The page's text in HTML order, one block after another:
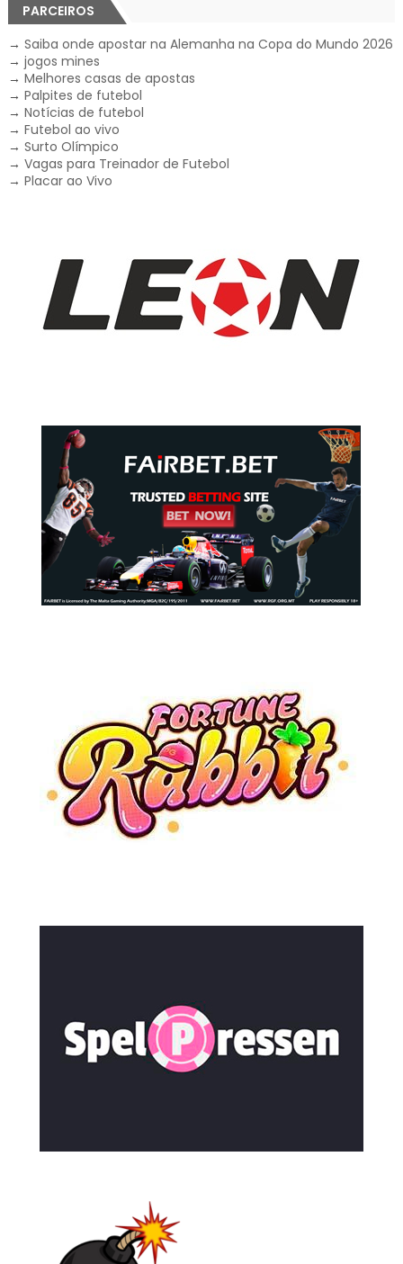
PARCEIROS
→ Saiba onde apostar na Alemanha na Copa do Mundo 2026
→ jogos mines
→ Melhores casas de apostas
→ Palpites de futebol
→ Notícias de futebol
→ Futebol ao vivo
→ Surto Olímpico
→ Vagas para Treinador de Futebol
→ Placar ao Vivo